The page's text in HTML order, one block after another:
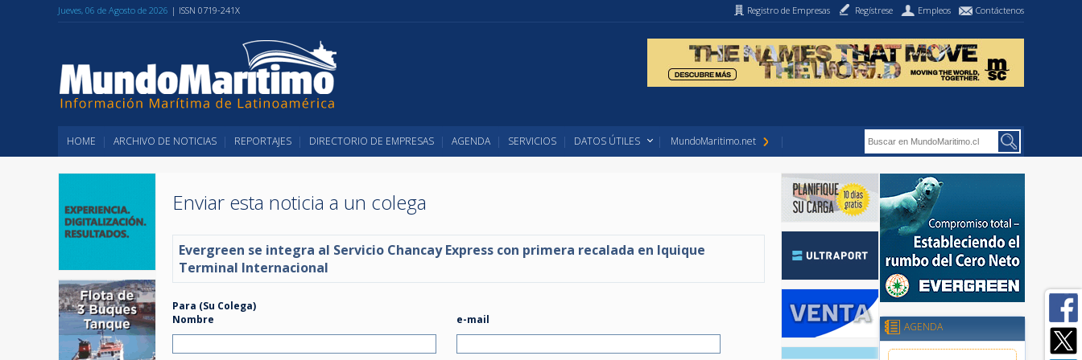
Jueves, 06 de Agosto de 2026 | ISSN 0719-241X Registro de Empresas Regístrese Empleos Contáctenos
HOME ARCHIVO DE NOTICIAS REPORTAJES DIRECTORIO DE EMPRESAS AGENDA SERVICIOS DATOS ÚTILES MundoMaritimo.net
Enviar esta noticia a un colega
Evergreen se integra al Servicio Chancay Express con primera recalada en Iquique
Terminal Internacional
Para (Su Colega)
Nombre
e-mail
AGENDA